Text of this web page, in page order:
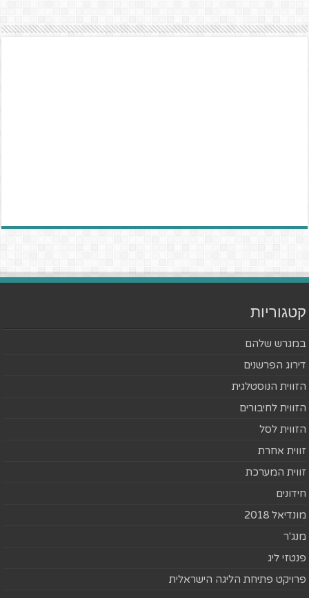
קטגוריות
במגרש שלהם
דירוג הפרשנים
הזווית הנוסטלגית
הזווית לחיבורים
הזווית לסל
זווית אחרת
זווית המערכת
חידונים
מונדיאל 2018
מנג'ר
פנטזי ליג
פרויקט פתיחת הליגה הישראלית